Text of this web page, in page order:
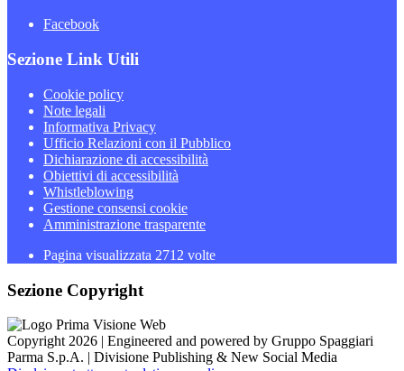
Facebook
Sezione Link Utili
Cookie policy
Note legali
Informativa Privacy
Ufficio Relazioni con il Pubblico
Dichiarazione di accessibilità
Obiettivi di accessibilità
Whistleblowing
Gestione consensi cookie
Amministrazione trasparente
Pagina visualizzata 2712 volte
Sezione Copyright
Copyright 2026 | Engineered and powered by Gruppo Spaggiari
Parma S.p.A. | Divisione Publishing & New Social Media